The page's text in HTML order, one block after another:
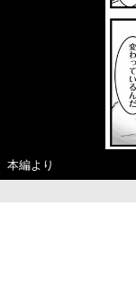
本編より